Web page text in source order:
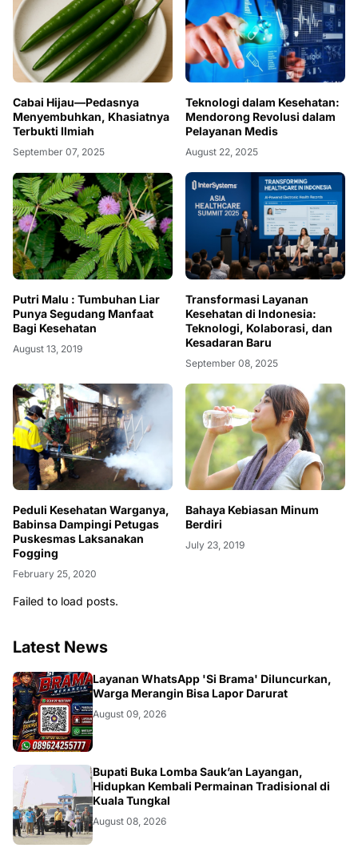
Cabai Hijau—Pedasnya
Menyembuhkan, Khasiatnya
Terbukti Ilmiah
September 07, 2025
Teknologi dalam Kesehatan:
Mendorong Revolusi dalam
Pelayanan Medis
August 22, 2025
Putri Malu : Tumbuhan Liar
Punya Segudang Manfaat
Bagi Kesehatan
August 13, 2019
Transformasi Layanan
Kesehatan di Indonesia:
Teknologi, Kolaborasi, dan
Kesadaran Baru
September 08, 2025
Peduli Kesehatan Warganya,
Babinsa Dampingi Petugas
Puskesmas Laksanakan
Fogging
February 25, 2020
Bahaya Kebiasan Minum
Berdiri
July 23, 2019
Failed to load posts.
Latest News
BANGKO
Layanan WhatsApp 'Si Brama' Diluncurkan,
Warga Merangin Bisa Lapor Darurat
August 09, 2026
Bupati Buka Lomba Sauk’an Layangan,
Hidupkan Kembali Permainan Tradisional di
August 08, 2026